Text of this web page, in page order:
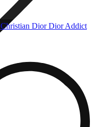
Christian Dior Dior Addict